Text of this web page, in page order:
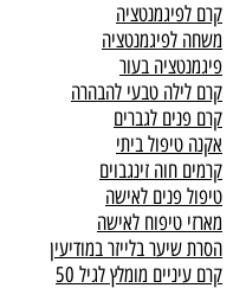
קרם לפיגמנטציה
משחה לפיגמנטציה
פיגמנטציה בעור
קרם לילה טבעי להבהרה
קרם פנים לגברים
אקנה טיפול ביתי
קרמים חוה זינגבוים
טיפול פנים לאישה
מארזי טיפוח לאישה
הסרת שיער בלייזר במודיעין
קרם עיניים מומלץ לגיל 50